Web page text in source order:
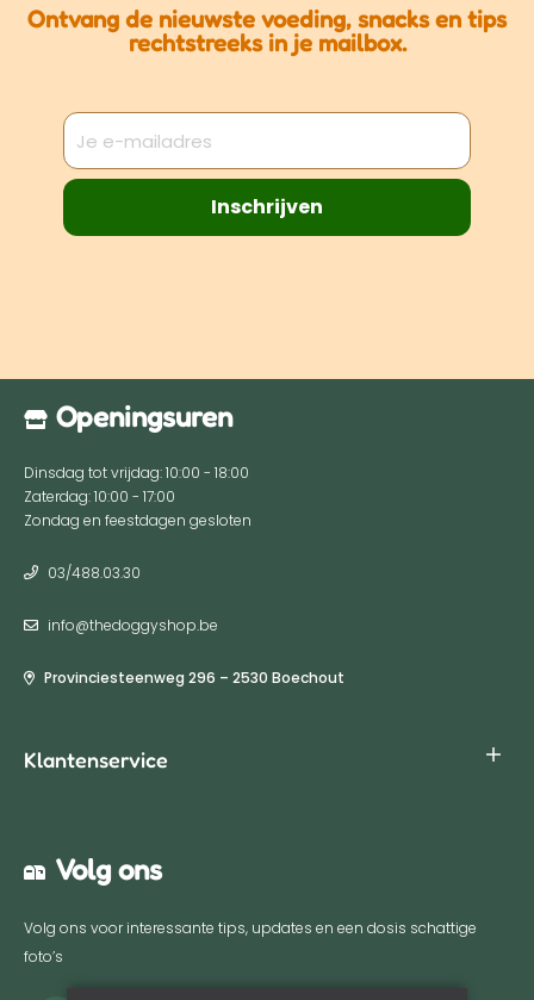
Ontvang de nieuwste voeding, snacks en tips
rechtstreeks in je mailbox.
Inschrijven
Openingsuren
Dinsdag tot vrijdag: 10:00 - 18:00
Zaterdag: 10:00 - 17:00
Zondag en feestdagen gesloten
03/488.03.30
info@thedoggyshop.be
Provinciesteenweg 296 – 2530 Boechout
Klantenservice
Privacy policy
Retour aanmelden
Volg ons
Volg ons voor interessante tips, updates en een dosis schattige
foto’s